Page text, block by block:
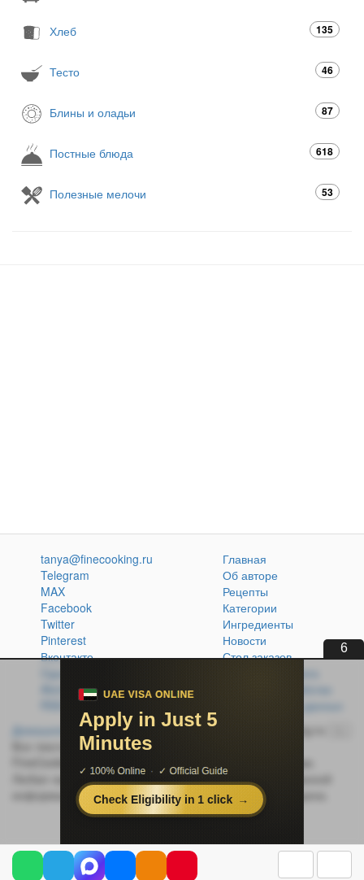
Хлеб 135
Тесто 46
Блины и оладьи 87
Постные блюда 618
Полезные мелочи 53
6
tanya@finecooking.ru
Telegram
MAX
Facebook
Twitter
Pinterest
Вконтакте
Одноклассники
Главная
Об авторе
Рецепты
Категории
Ингредиенты
Новости
Стол заказов
Кулинарная книга
Политика обработки
персональных данных
Домашняя кухня без проблем© 2014-2026 FineCooking.ru
Все тексты и фотографии, опубликованные на сайте
FineCooking.ru, защищены законом об авторском праве.
Любая частичная или полная перепечатка опубликованной
информации без активной ссылки на источник запрещена.